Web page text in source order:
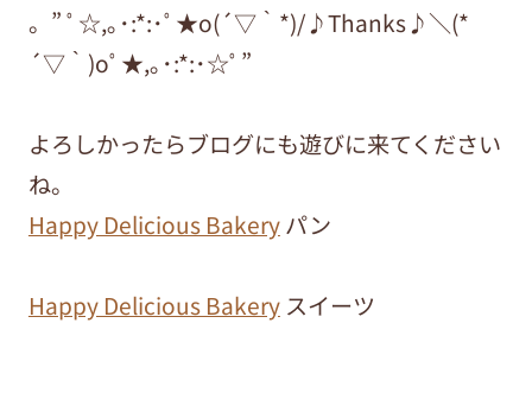
。” ﾟ☆,｡･:*:･ﾟ★o(´▽｀*)/♪Thanks♪＼(*
´▽｀)oﾟ★,｡･:*:･☆ﾟ”
よろしかったらブログにも遊びに来てください
ね。
Happy Delicious Bakeryパン
Happy Delicious Bakeryスイーツ